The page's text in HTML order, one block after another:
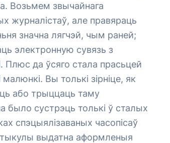
Возьмем звычайнага
журналістаў, але правяраць
значна лягчэй, чым раней;
электронную сувязь з
Плюс да ўсяго стала прасьцей
Вы толькі зірніце, як
або трыццаць таму
было сустрэць толькі ў сталых
спэцыялізаваных часопісаў
выдатна аформленыя